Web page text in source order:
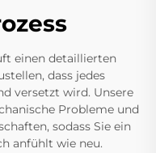
einen detaillierten
dass jedes
versetzt wird. Unsere
Probleme und
sodass Sie ein
anfühlt wie neu.